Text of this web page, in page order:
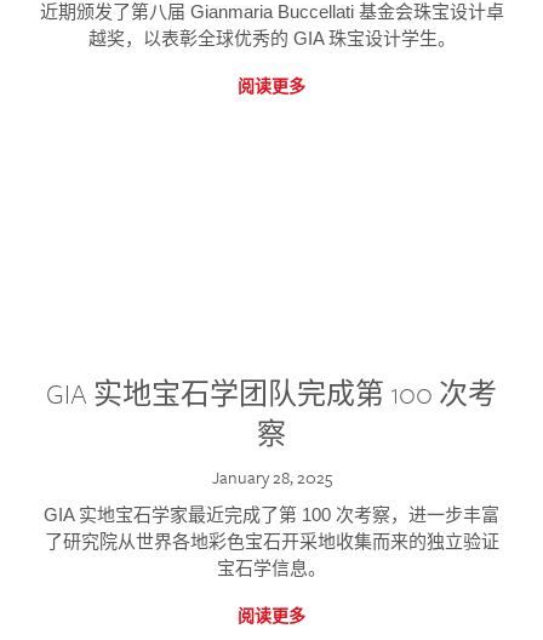
近期颁发了第八届 Gianmaria Buccellati 基金会珠宝设计卓
越奖，以表彰全球优秀的 GIA 珠宝设计学生。
阅读更多
GIA 实地宝石学团队完成第 100 次考
察
January 28, 2025
GIA 实地宝石学家最近完成了第 100 次考察，进一步丰富
了研究院从世界各地彩色宝石开采地收集而来的独立验证
宝石学信息。
阅读更多